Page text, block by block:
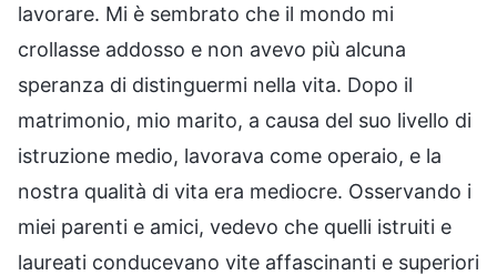
lavorare. Mi è sembrato che il mondo mi
crollasse addosso e non avevo più alcuna
speranza di distinguermi nella vita. Dopo il
matrimonio, mio marito, a causa del suo livello di
istruzione medio, lavorava come operaio, e la
nostra qualità di vita era mediocre. Osservando i
miei parenti e amici, vedevo che quelli istruiti e
laureati conducevano vite affascinanti e superiori